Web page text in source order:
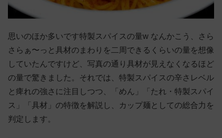
思いのほか多いです特製スパイスの量w なんかこう、さら
さらぁ〜っと具材のまわりを二周できるくらいの量を想像
していたんですけど、写真の通り具材が見えなくなるほど
の量で驚きました。それでは、特製スパイスの辛さレベル
と痺れの強さに注目しつつ、「めん」「たれ・特製スパイ
ス」「具材」の特徴を解説し、カップ麺としての総合力を
判定します。